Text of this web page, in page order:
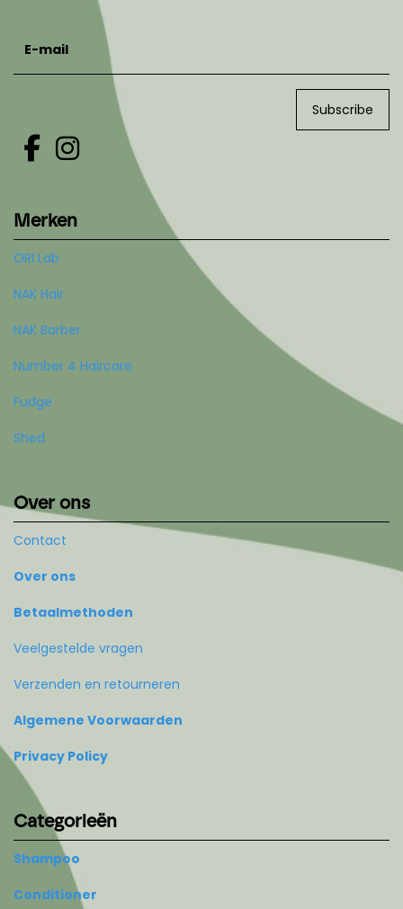
Subscribe
Merken
ORI Lab
NAK Hair
NAK Barber
Number 4 Haircare
Fudge
Shed
Over ons
Contact
Over ons
Betaalmethoden
Veelgestelde vragen
Verzenden en retourneren
Algemene Voorwaarden
Privacy Policy
Categorieën
Shampoo
Conditioner